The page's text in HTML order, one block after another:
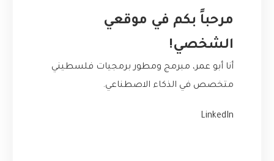
مرحباً بكم في موقعي
الشخصي!
أنا أبو عمر، مبرمج ومطور برمجيات فلسطيني
متخصص في الذكاء الاصطناعي.
LinkedIn